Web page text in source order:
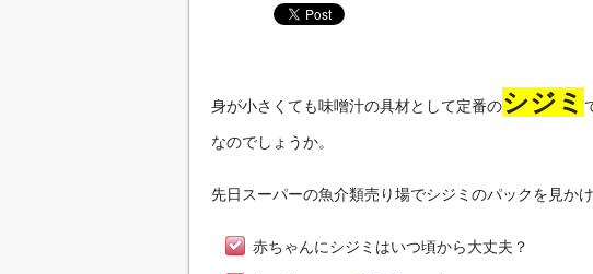
身が小さくても味噌汁の具材として定番のシジミ
なのでしょうか。
先日スーパーの魚介類売り場でシジミのパックを見か
赤ちゃんにシジミはいつ頃から大丈夫？